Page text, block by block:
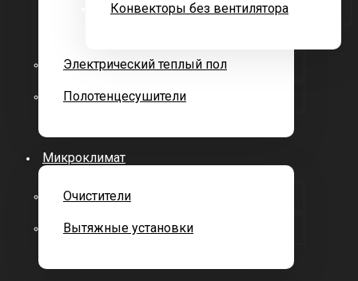
Конвекторы без вентилятора
Электрический теплый пол
Полотенцесушители
Микроклимат
Очистители
Вытяжные установки